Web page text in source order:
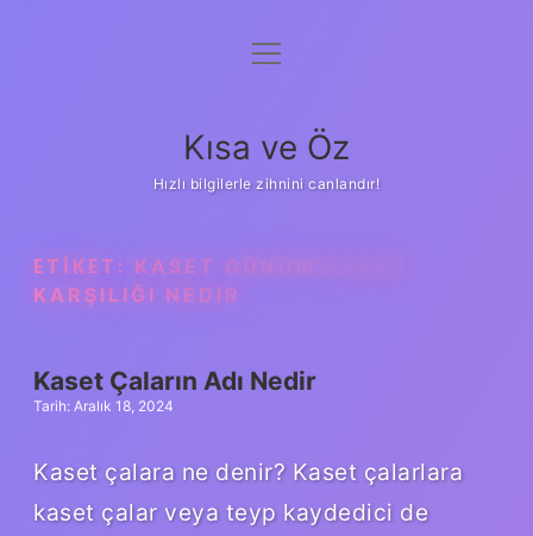
Anasayfa
Yasal Uyarı
menüyü
Kısa ve Öz
Hızlı bilgilerle zihnini canlandır!
ETIKET: KASET GÜNÜMÜZDEKI
KARŞILIĞI NEDIR
Kaset Çaların Adı Nedir
Tarih: Aralık 18, 2024
Kaset çalara ne denir? Kaset çalarlara
kaset çalar veya teyp kaydedici de